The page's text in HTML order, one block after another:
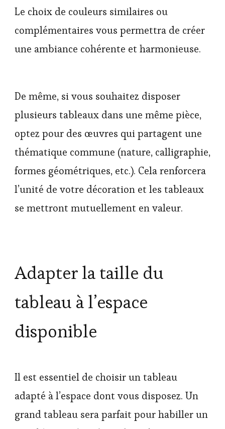
Le choix de couleurs similaires ou
complémentaires vous permettra de créer
une ambiance cohérente et harmonieuse.
De même, si vous souhaitez disposer
plusieurs tableaux dans une même pièce,
optez pour des œuvres qui partagent une
thématique commune (nature, calligraphie,
formes géométriques, etc.). Cela renforcera
l’unité de votre décoration et les tableaux
se mettront mutuellement en valeur.
Adapter la taille du
tableau à l’espace
disponible
Il est essentiel de choisir un tableau
adapté à l’espace dont vous disposez. Un
grand tableau sera parfait pour habiller un